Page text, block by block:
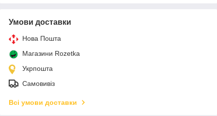
Умови доставки
Нова Пошта
Магазини Rozetka
Укрпошта
Самовивіз
Всі умови доставки